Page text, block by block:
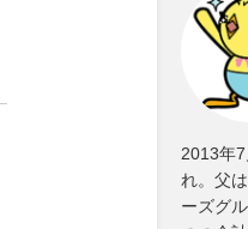
2013年
れ。父
ーズグ